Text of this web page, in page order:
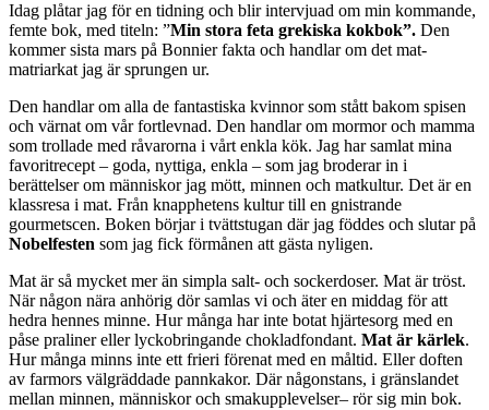
Idag plåtar jag för en tidning och blir intervjuad om min kommande,
femte bok, med titeln: ”Min stora feta grekiska kokbok”. Den
kommer sista mars på Bonnier fakta och handlar om det mat-
matriarkat jag är sprungen ur.
Den handlar om alla de fantastiska kvinnor som stått bakom spisen
och värnat om vår fortlevnad. Den handlar om mormor och mamma
som trollade med råvarorna i vårt enkla kök. Jag har samlat mina
favoritrecept – goda, nyttiga, enkla – som jag broderar in i
berättelser om människor jag mött, minnen och matkultur. Det är en
klassresa i mat. Från knapphetens kultur till en gnistrande
gourmetscen. Boken börjar i tvättstugan där jag föddes och slutar på
Nobelfesten som jag fick förmånen att gästa nyligen.
Mat är så mycket mer än simpla salt- och sockerdoser. Mat är tröst.
När någon nära anhörig dör samlas vi och äter en middag för att
hedra hennes minne. Hur många har inte botat hjärtesorg med en
påse praliner eller lyckobringande chokladfondant. Mat är kärlek.
Hur många minns inte ett frieri förenat med en måltid. Eller doften
av farmors välgräddade pannkakor. Där någonstans, i gränslandet
mellan minnen, människor och smakupplevelser– rör sig min bok.